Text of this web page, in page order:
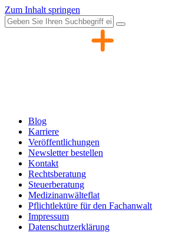
Zum Inhalt springen
Blog
Karriere
Veröffentlichungen
Newsletter bestellen
Kontakt
Rechtsberatung
Steuerberatung
Medizinanwälteflat
Pflichtlektüre für den Fachanwalt
Impressum
Datenschutzerklärung